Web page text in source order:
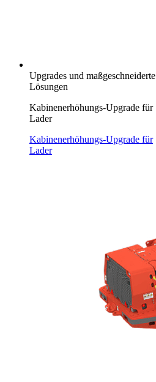
Upgrades und maßgeschneiderte
Lösungen
Kabinenerhöhungs-Upgrade für
Lader
Kabinenerhöhungs-Upgrade für
Lader